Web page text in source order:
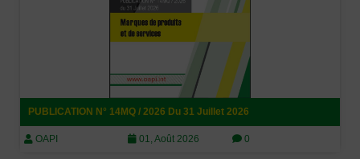
PUBLICATION N° 14MQ / 2026 Du 31 Juillet 2026
OAPI 01, Août 2026 0